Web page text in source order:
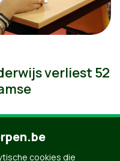
verliest 52
cookies die